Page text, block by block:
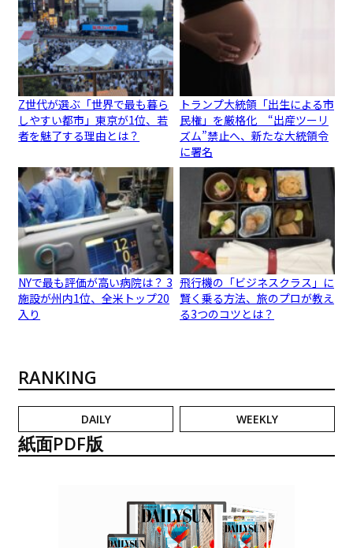
Z世代が選ぶ「世界で最も暮ら
しやすい都市」東京が1位、若
者を魅了する理由とは？
トランプ大統領「出生による市
民権」を厳格化 “出産ツーリ
ズム”禁止へ、新たな大統領令
に署名
NYで最も評価が高い病院は？ 3
施設が州内1位、全米トップ20
入り
飛行機の「ビジネスクラス」に
賢く乗る方法、旅のプロが教え
る3つのコツとは？
RANKING
DAILY WEEKLY
紙面PDF版